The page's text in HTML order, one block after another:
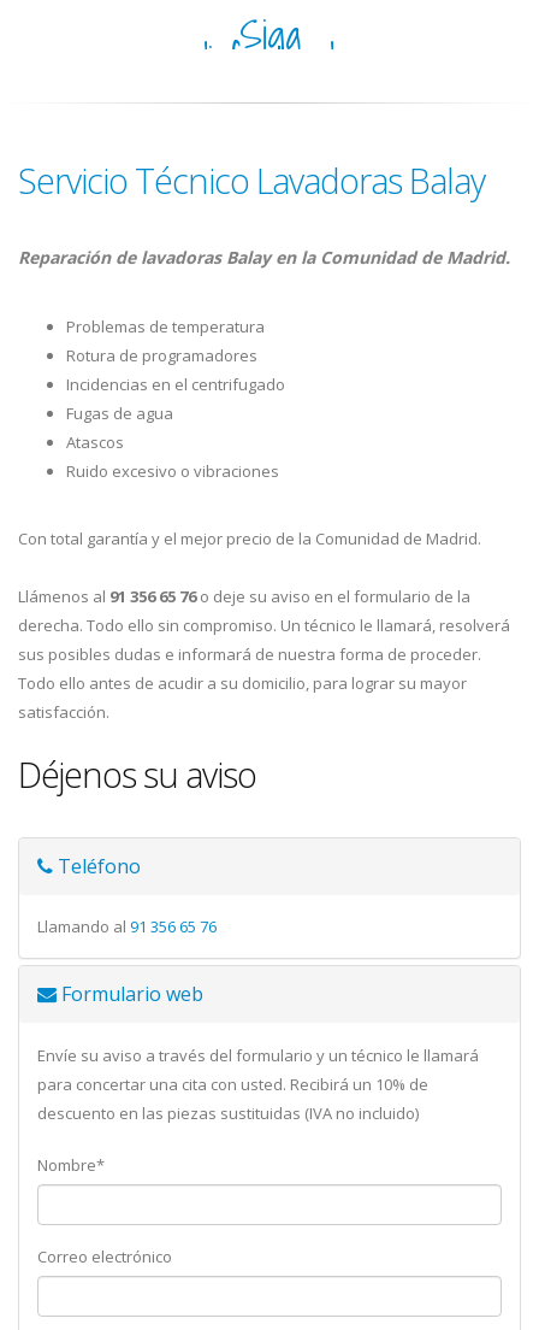
Siga
disfrutando
del día
Servicio Técnico Lavadoras Balay
Reparación de lavadoras Balay en la Comunidad de Madrid.
Problemas de temperatura
Rotura de programadores
Incidencias en el centrifugado
Fugas de agua
Atascos
Ruido excesivo o vibraciones
Con total garantía y el mejor precio de la Comunidad de Madrid.
Llámenos al 91 356 65 76o deje su aviso en el formulario de la
derecha. Todo ello sin compromiso. Un técnico le llamará, resolverá
sus posibles dudas e informará de nuestra forma de proceder.
Todo ello antes de acudir a su domicilio, para lograr su mayor
satisfacción.
Déjenos su aviso
Teléfono
Llamando al 91 356 65 76
Formulario web
Envíe su aviso a través del formulario y un técnico le llamará
para concertar una cita con usted. Recibirá un 10% de
descuento en las piezas sustituidas (IVA no incluido)
Nombre*
Correo electrónico